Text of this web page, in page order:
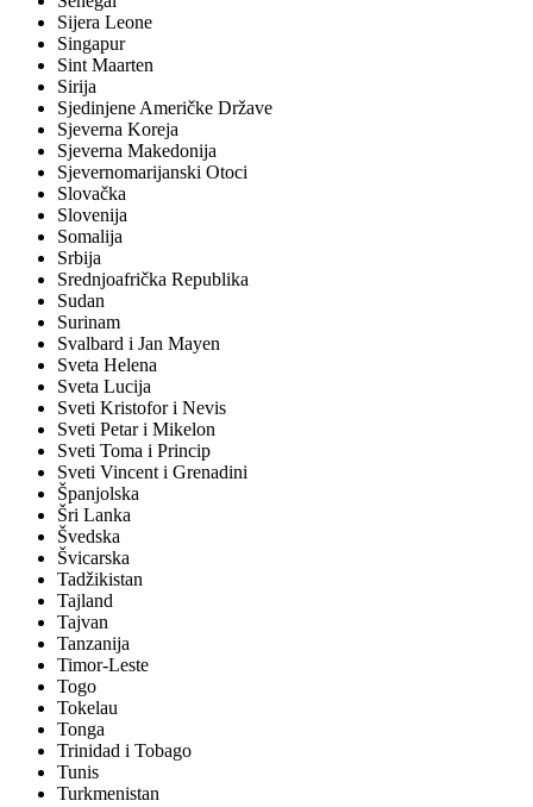
Sijera Leone
Singapur
Sint Maarten
Sirija
Sjedinjene Američke Države
Sjeverna Koreja
Sjeverna Makedonija
Sjevernomarijanski Otoci
Slovačka
Slovenija
Somalija
Srbija
Srednjoafrička Republika
Sudan
Surinam
Svalbard i Jan Mayen
Sveta Helena
Sveta Lucija
Sveti Kristofor i Nevis
Sveti Petar i Mikelon
Sveti Toma i Princip
Sveti Vincent i Grenadini
Španjolska
Šri Lanka
Švedska
Švicarska
Tadžikistan
Tajland
Tajvan
Tanzanija
Timor-Leste
Togo
Tokelau
Tonga
Trinidad i Tobago
Tunis
Turkmenistan